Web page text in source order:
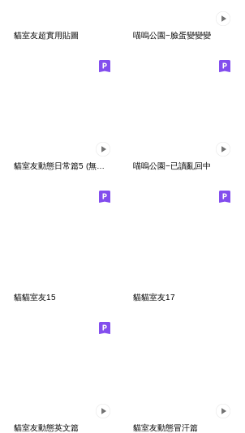
貓室友超實用貼圖 喵嗚公園−臉蛋變變變
貓室友動態日常篇5 (無字版) 喵嗚公園−已讀亂回中
貓貓室友15 貓貓室友17
貓室友動態英文篇 貓室友動態冒汗篇